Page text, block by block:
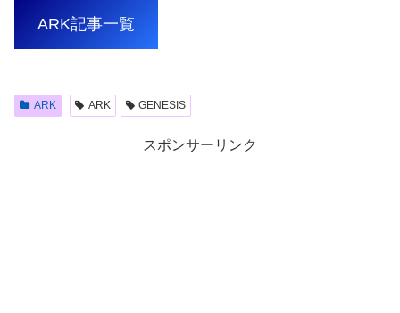
ARK記事一覧
ARK ARK GENESIS
スポンサーリンク